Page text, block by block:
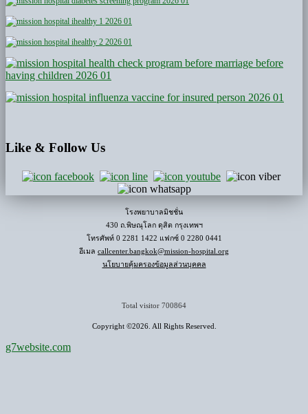
Like & Follow Us
โรงพยาบาลมิชชั่น
430 ถ.พิษณุโลก ดุสิต กรุงเทพฯ
โทรศัพท์ 0 2281 1422 แฟกซ์ 0 2280 0441
อีเมล callcenter.bangkok@mission-hospital.org
นโยบายคุ้มครองข้อมูลส่วนบุคคล
Total visitor 700864
Copyright ©2026. All Rights Reserved.
g7website.com